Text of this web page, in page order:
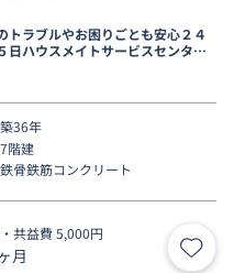
トラブルやお困りごとも安心２４
日ハウスメイトサービスセンター
。
築36年
7階建
鉄骨鉄筋コンクリート
共益費 5,000円
月 お気